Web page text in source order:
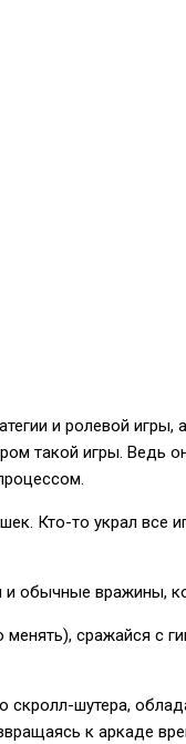
и ролевой игры,
такой игры. Ведь
Кто-то украл все
и обычные вражины,
сражайся с
скролл-шутера,
к аркаде